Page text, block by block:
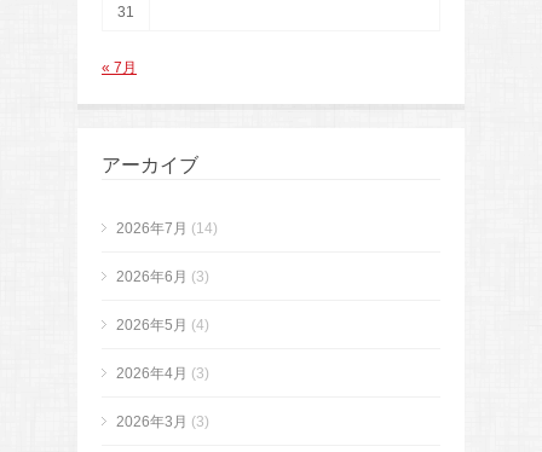
31
« 7月
アーカイブ
2026年7月 (14)
2026年6月 (3)
2026年5月 (4)
2026年4月 (3)
2026年3月 (3)